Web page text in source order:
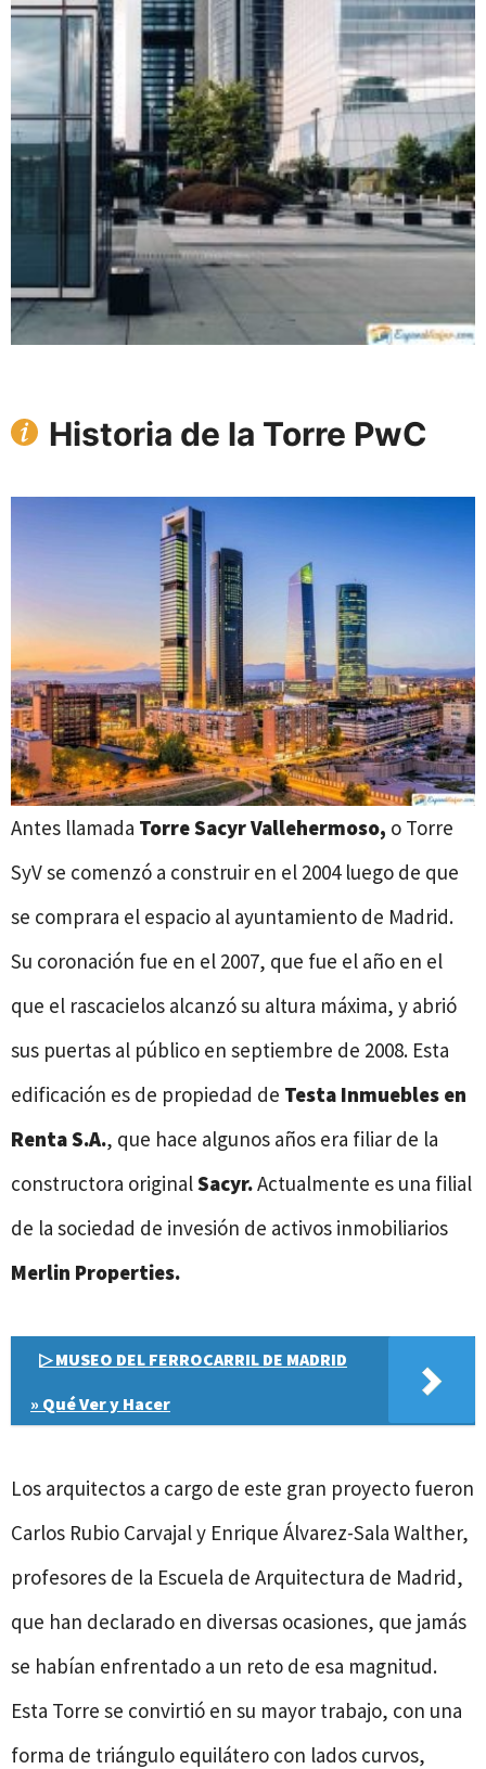
Historia de la Torre PwC
Antes llamada Torre Sacyr Vallehermoso, o Torre
SyV se comenzó a construir en el 2004 luego de que
se comprara el espacio al ayuntamiento de Madrid.
Su coronación fue en el 2007, que fue el año en el
que el rascacielos alcanzó su altura máxima, y abrió
sus puertas al público en septiembre de 2008. Esta
edificación es de propiedad de Testa Inmuebles en
Renta S.A., que hace algunos años era filiar de la
constructora originalSacyr.Actualmente es una filial
de la sociedad de invesión de activos inmobiliarios
Merlin Properties.
▷ MUSEO DEL FERROCARRIL DE MADRID
» Qué Ver y Hacer
Los arquitectos a cargo de este gran proyecto fueron
Carlos Rubio Carvajal y Enrique Álvarez-Sala Walther,
profesores de la Escuela de Arquitectura de Madrid,
que han declarado en diversas ocasiones, que jamás
se habían enfrentado a un reto de esa magnitud.
Esta Torre se convirtió en su mayor trabajo, con una
forma de triángulo equilátero con lados curvos,